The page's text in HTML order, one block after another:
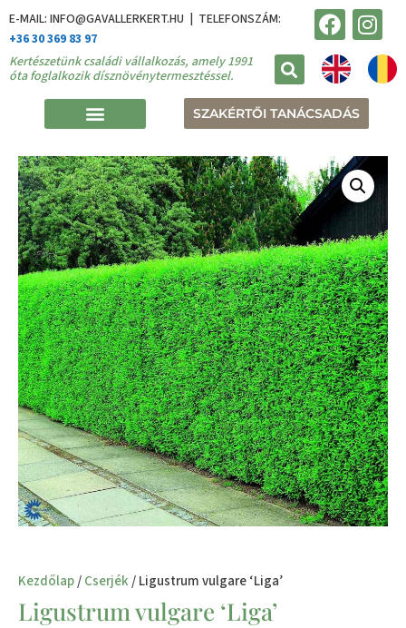
E-MAIL: INFO@GAVALLERKERT.HU | TELEFONSZÁM:
+36 30 369 83 97
Kertészetünk családi vállalkozás, amely 1991
óta foglalkozik dísznövénytermesztéssel.
SZAKÉRTŐI TANÁCSADÁS
Kezdőlap/Cserjék/ Ligustrum vulgare ‘Liga’
Ligustrum vulgare ‘Liga’